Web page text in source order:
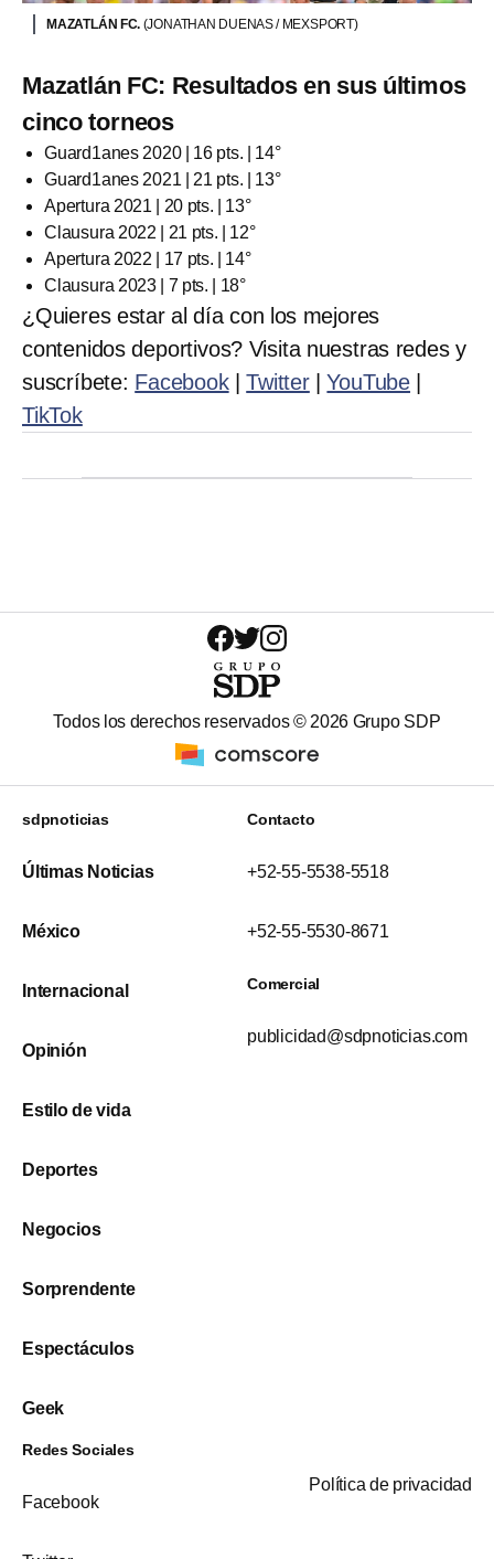
MAZATLÁN FC. (JONATHAN DUENAS / MEXSPORT)
Mazatlán FC: Resultados en sus últimos
cinco torneos
Guard1anes 2020 | 16 pts. | 14°
Guard1anes 2021 | 21 pts. | 13°
Apertura 2021 | 20 pts. | 13°
Clausura 2022 | 21 pts. | 12°
Apertura 2022 | 17 pts. | 14°
Clausura 2023 | 7 pts. | 18°
¿Quieres estar al día con los mejores
contenidos deportivos? Visita nuestras redes y
suscríbete: Facebook|Twitter|YouTube
TikTok
Todos los derechos reservados © 2026 Grupo SDP
sdpnoticias
Últimas Noticias
México
Internacional
Opinión
Estilo de vida
Deportes
Negocios
Sorprendente
Espectáculos
Geek
Contacto
+52-55-5538-5518
+52-55-5530-8671
Comercial
publicidad@sdpnoticias.com
Redes Sociales
Facebook
Política de privacidad